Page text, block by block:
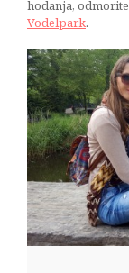
hodanja,
Vodelpark.